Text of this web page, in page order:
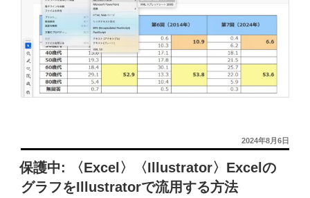
投
稿
日:
2024年8月6日
保護中: 〈Excel〉〈Illustrator〉Excelの
グラフをIllustratorで流用する方法